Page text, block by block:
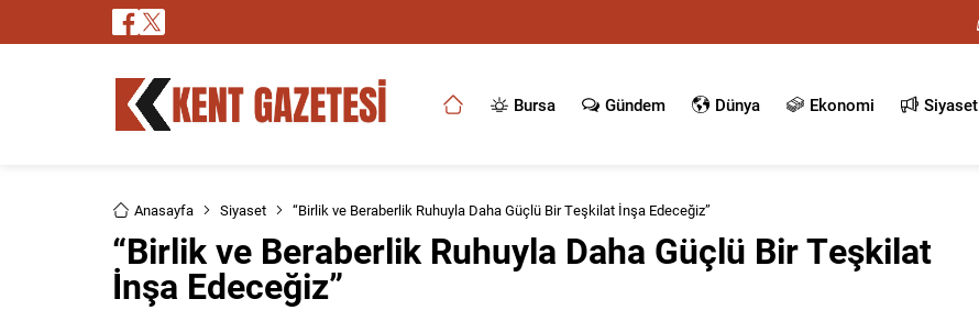
Bursa Gündem Dünya Ekonomi Siyaset
Anasayfa Siyaset “Birlik ve Beraberlik Ruhuyla Daha Güçlü Bir Teşkilat İnşa Edeceğiz”
“Birlik ve Beraberlik Ruhuyla Daha Güçlü Bir Teşkilat
İnşa Edeceğiz”